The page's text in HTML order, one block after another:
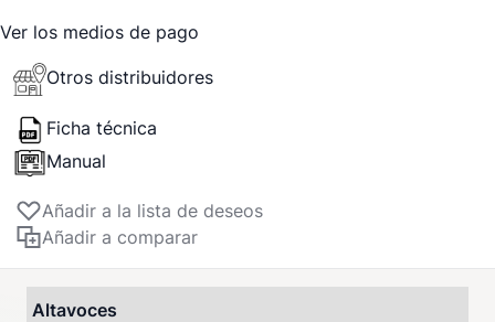
Ver los medios de pago
Otros distribuidores
Ficha técnica
Manual
Añadir a la lista de deseos
Añadir a comparar
Altavoces